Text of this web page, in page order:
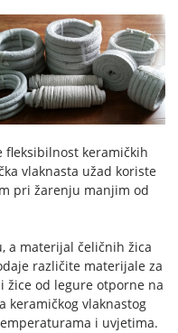
fleksibilnost keramičkih
vlaknasta užad koriste
pri žarenju manjim od
a materijal čeličnih žica
različite materijale za
žice od legure otporne na
keramičkog vlaknastog
i uvjetima.